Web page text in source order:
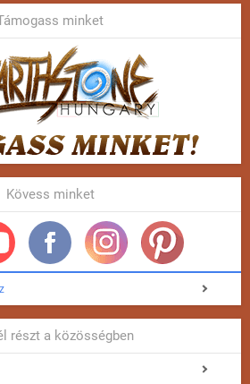
minket
Kövess minket
részt a közösségben